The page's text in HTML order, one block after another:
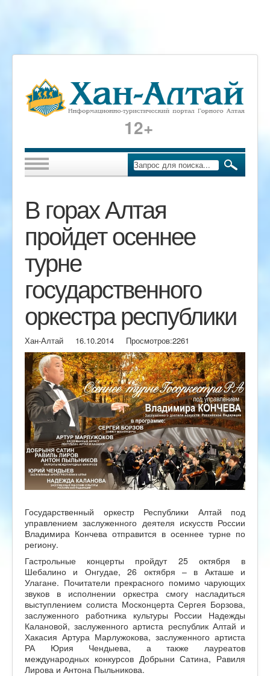
12+
В горах Алтая
пройдет осеннее
турне
государственного
оркестра республики
Хан-Алтай 16.10.2014 Просмотров:2261
Государственный оркестр Республики Алтай под
управлением заслуженного деятеля искусств России
Владимира Кончева отправится в осеннее турне по
региону.
Гастрольные концерты пройдут 25 октября в
Шебалино и Онгудае, 26 октября – в Акташе и
Улагане. Почитатели прекрасного помимо чарующих
звуков в исполнении оркестра смогу насладиться
выступлением солиста Москонцерта Сергея Борзова,
заслуженного работника культуры России Надежды
Калановой, заслуженного артиста республик Алтай и
Хакасия Артура Марлужокова, заслуженного артиста
РА Юрия Чендыева, а также лауреатов
международных конкурсов Добрыни Сатина, Равиля
Лирова и Антона Пыльникова.